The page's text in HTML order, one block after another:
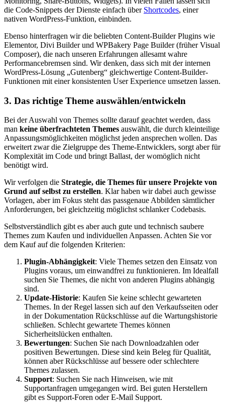
die Code-Snippets der Dienste einfach über Shortcodes, einer
nativen WordPress-Funktion, einbinden.
Ebenso hinterfragen wir die beliebten Content-Builder Plugins wie
Elementor, Divi Builder und WPBakery Page Builder (früher Visual
Composer), die nach unseren Erfahrungen allesamt wahre
Performancebremsen sind. Wir denken, dass sich mit der internen
WordPress-Lösung „Gutenberg“ gleichwertige Content-Builder-
Funktionen mit einer konsistenten User Experience umsetzen lassen.
3. Das richtige Theme auswählen/entwickeln
Bei der Auswahl von Themes sollte darauf geachtet werden, dass
man keine überfrachteten Themes auswählt, die durch kleinteilige
Anpassungsmöglichkeiten möglichst jeden ansprechen wollen. Das
erweitert zwar die Zielgruppe des Theme-Entwicklers, sorgt aber für
Komplexität im Code und bringt Ballast, der womöglich nicht
benötigt wird.
Wir verfolgen die Strategie, die Themes für unsere Projekte von
Grund auf selbst zu erstellen. Klar haben wir dabei auch gewisse
Vorlagen, aber im Fokus steht das passgenaue Abbilden sämtlicher
Anforderungen, bei gleichzeitig möglichst schlanker Codebasis.
Selbstverständlich gibt es aber auch gute und technisch saubere
Themes zum Kaufen und individuellen Anpassen. Achten Sie vor
dem Kauf auf die folgenden Kriterien:
Plugin-Abhängigkeit: Viele Themes setzen den Einsatz von
Plugins voraus, um einwandfrei zu funktionieren. Im Idealfall
suchen Sie Themes, die nicht von anderen Plugins abhängig
sind.
Update-Historie: Kaufen Sie keine schlecht gewarteten
Themes. In der Regel lassen sich auf den Verkaufsseiten oder
in der Dokumentation Rückschlüsse auf die Wartungshistorie
schließen. Schlecht gewartete Themes können
Sicherheitslücken enthalten.
Bewertungen: Suchen Sie nach Downloadzahlen oder
positiven Bewertungen. Diese sind kein Beleg für Qualität,
können aber Rückschlüsse auf bessere oder schlechtere
Themes zulassen.
Support: Suchen Sie nach Hinweisen, wie mit
Supportanfragen umgegangen wird. Bei guten Herstellern
gibt es Support-Foren oder E-Mail Support.